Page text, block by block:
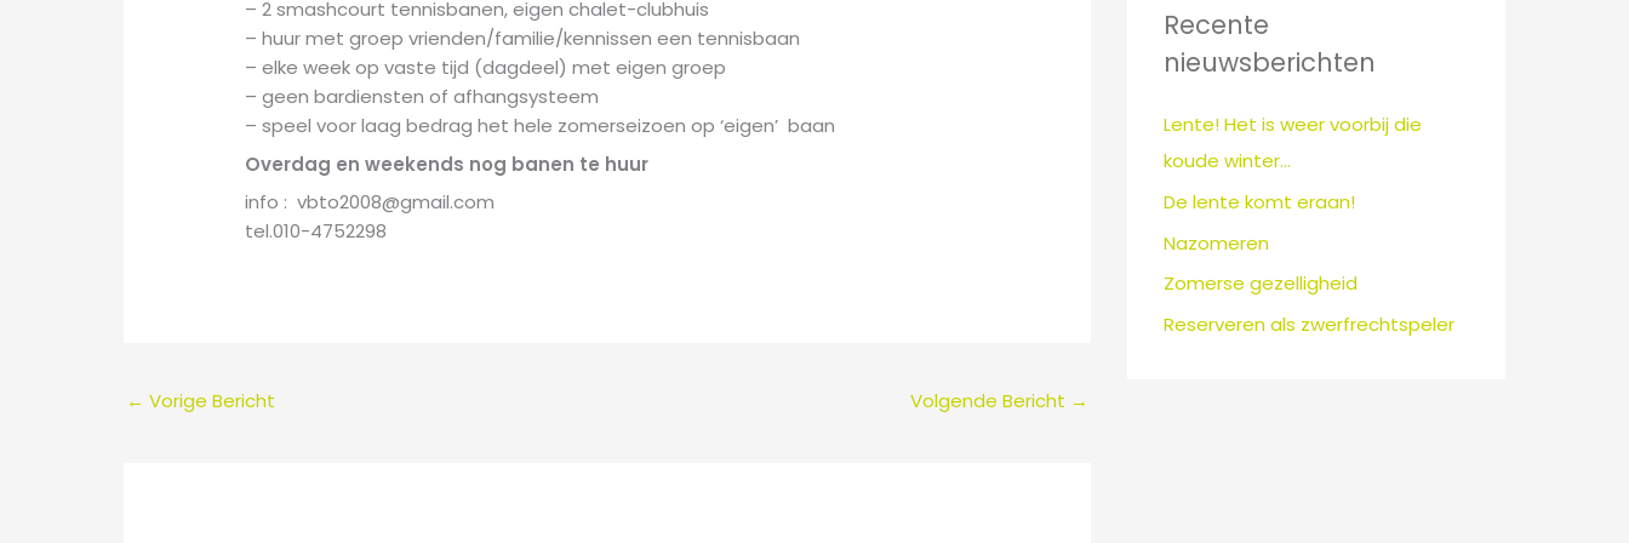
– 2 smashcourt tennisbanen, eigen chalet-clubhuis
– huur met groep vrienden/familie/kennissen een tennisbaan
– elke week op vaste tijd (dagdeel) met eigen groep
– geen bardiensten of afhangsysteem
– speel voor laag bedrag het hele zomerseizoen op ‘eigen’ baan
Overdag en weekends nog banen te huur
info : vbto2008@gmail.com
tel.010-4752298
← Vorige Bericht Volgende Bericht →
n
a
r
:
Recente
nieuwsberichten
Lente! Het is weer voorbij die
koude winter…
De lente komt eraan!
Nazomeren
Zomerse gezelligheid
Reserveren als zwerfrechtspeler